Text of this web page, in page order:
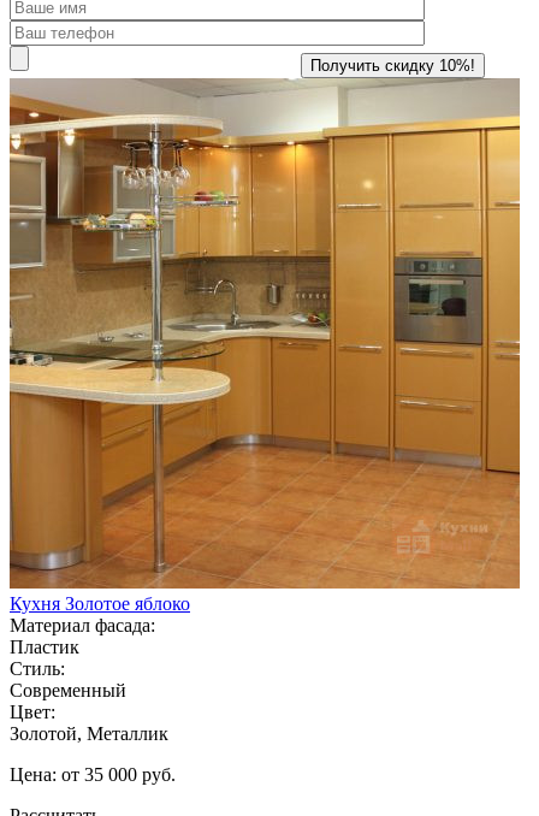
Кухня Золотое яблоко
Материал фасада:
Пластик
Стиль:
Современный
Цвет:
Золотой, Металлик
Цена: от 35 000 руб.